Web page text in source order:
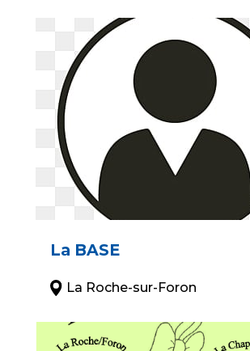
La BASE
La Roche-sur-Foron